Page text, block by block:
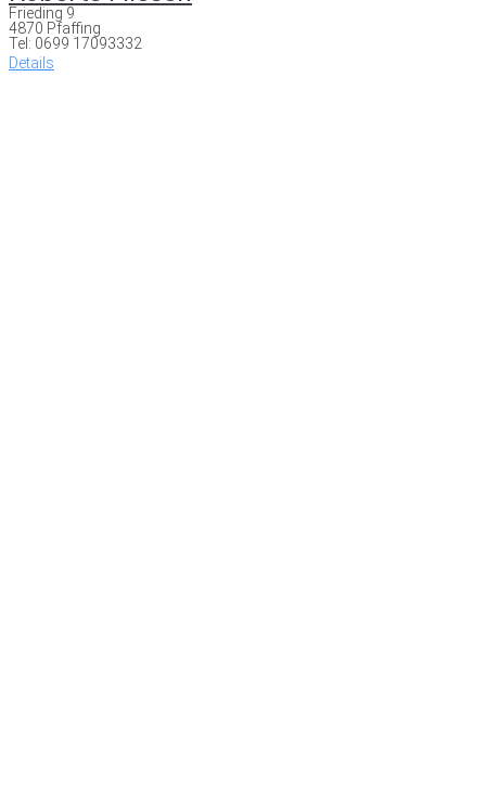
Frieding 9
4870 Pfaffing
Tel: 0699 17093332
Details